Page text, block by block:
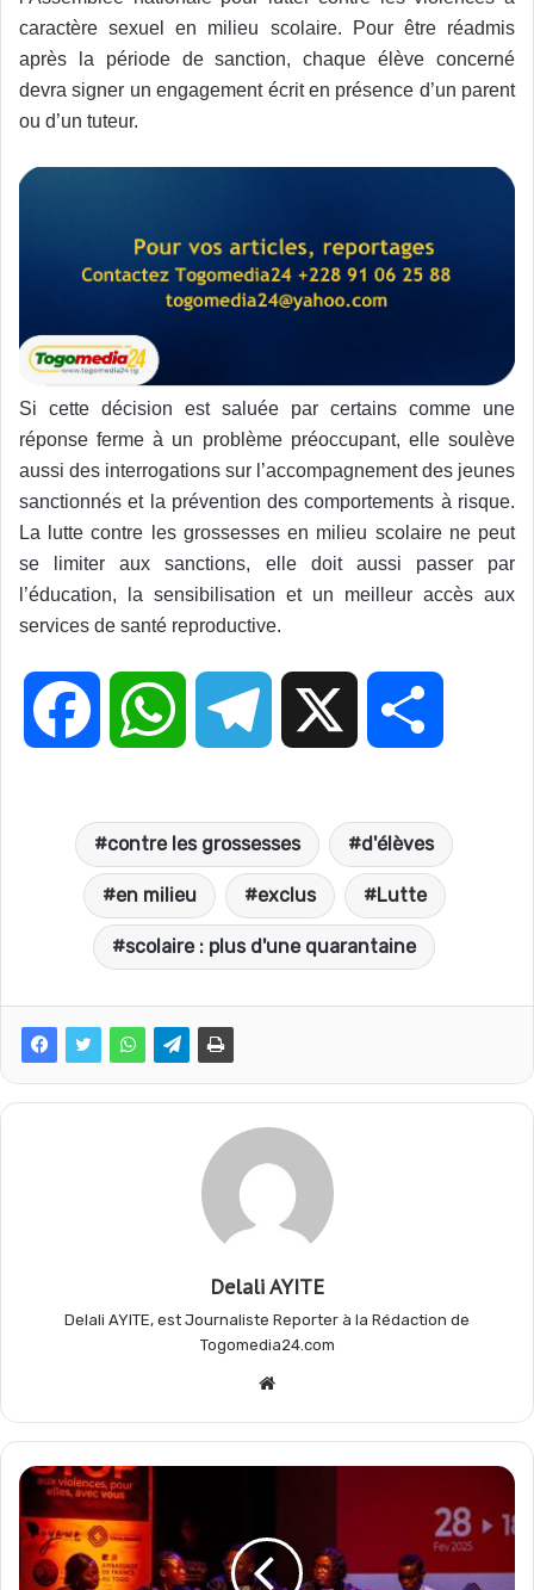
caractère sexuel en milieu scolaire. Pour être réadmis
après la période de sanction, chaque élève concerné
devra signer un engagement écrit en présence d’un parent
ou d’un tuteur.
Si cette décision est saluée par certains comme une
réponse ferme à un problème préoccupant, elle soulève
aussi des interrogations sur l’accompagnement des jeunes
sanctionnés et la prévention des comportements à risque.
La lutte contre les grossesses en milieu scolaire ne peut
se limiter aux sanctions, elle doit aussi passer par
l’éducation, la sensibilisation et un meilleur accès aux
services de santé reproductive.
c
b
o
a
t
s
A
l
e
g
r
a
r
a
g
contre les grossesses d'élèves
en milieu exclus Lutte
scolaire : plus d'une quarantaine
Delali AYITE
Delali AYITE, est Journaliste Reporter à la Rédaction de
Togomedia24.com
Website